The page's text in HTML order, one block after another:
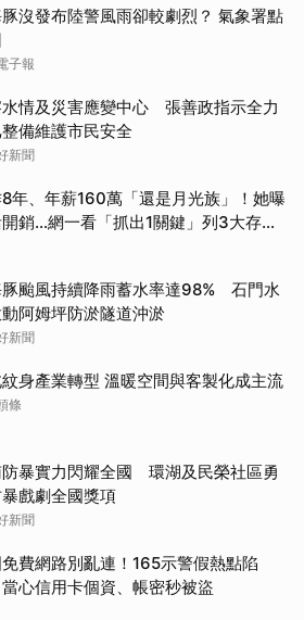
沒發布陸警風雨卻較劇烈？ 氣象署點
子報
情及災害應變中心 張善政指示全力
備維護市民安全
新聞
年、年薪160萬「還是月光族」！她曝
銷…網一看「抓出1關鍵」列3大存錢
豚颱風持續降雨蓄水率達98% 石門水
阿姆坪防淤隧道沖淤
新聞
身產業轉型 溫暖空間與客製化成主流
條
防暴實力閃耀全國 環湖及民榮社區勇
戲劇全國獎項
新聞
費網路別亂連！165示警假熱點陷
心信用卡個資、帳密秒被盜